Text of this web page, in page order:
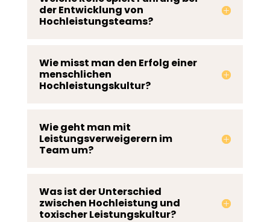
der Entwicklung von
Hochleistungsteams?
Wie misst man den Erfolg einer
menschlichen
Hochleistungskultur?
Wie geht man mit
Leistungsverweigerern im
Team um?
Was ist der Unterschied
zwischen Hochleistung und
toxischer Leistungskultur?